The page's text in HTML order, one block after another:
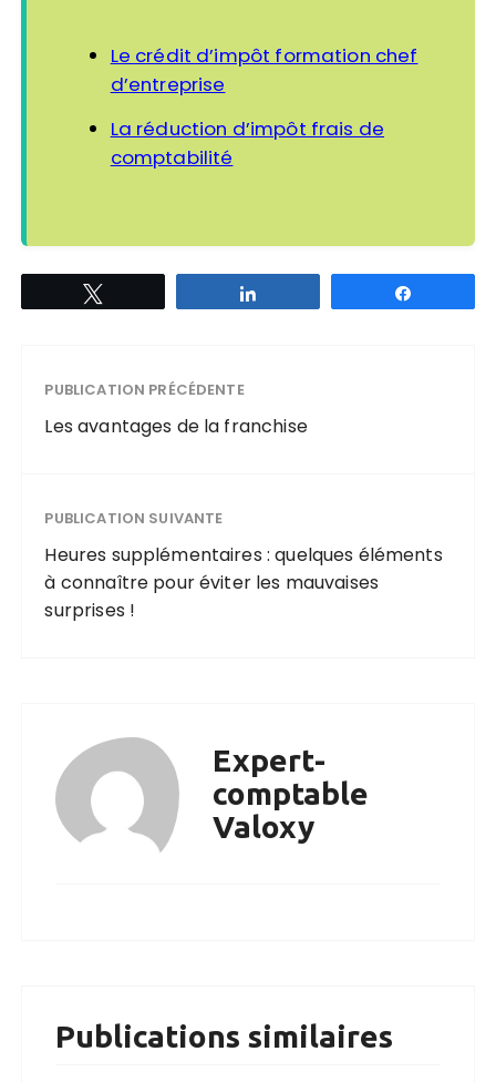
Le crédit d’impôt formation chef
d’entreprise
La réduction d’impôt frais de
comptabilité
PUBLICATION PRÉCÉDENTE
Les avantages de la franchise
PUBLICATION SUIVANTE
Heures supplémentaires : quelques éléments
à connaître pour éviter les mauvaises
surprises !
Expert-
comptable
Valoxy
Publications similaires